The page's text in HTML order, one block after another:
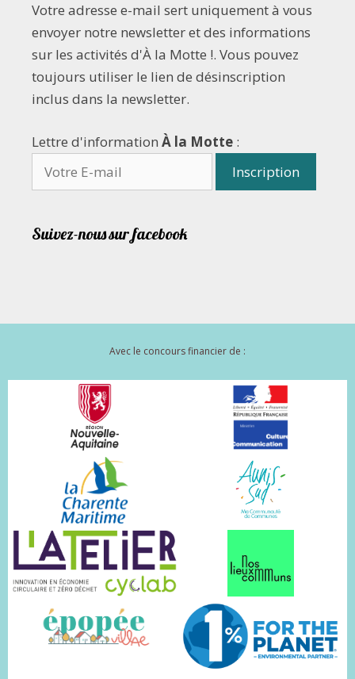
Votre adresse e-mail sert uniquement à vous
envoyer notre newsletter et des informations
sur les activités d'À la Motte !. Vous pouvez
toujours utiliser le lien de désinscription
inclus dans la newsletter.
Lettre d'information À la Motte :
Suivez-nous sur facebook
Avec le concours financier de :